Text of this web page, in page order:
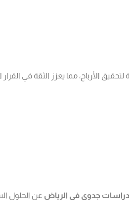
الأرباح، مما يعزز الثقة في القرار
جدوى في الرياض عن الحلول